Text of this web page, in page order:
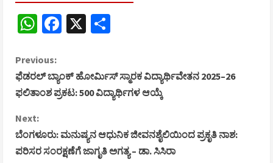
WhatsApp
Facebook
X
C
o
n
t
Previous:
ಫೆಡರಲ್ ಬ್ಯಾಂಕ್ ಹೋರ್ಮಿಸ್ ಸ್ಮಾರಕ ವಿದ್ಯಾರ್ಥಿವೇತನ 2025–26
ಫಲಿತಾಂಶ ಪ್ರಕಟ: 500 ವಿದ್ಯಾರ್ಥಿಗಳ ಆಯ್ಕೆ
Next:
ಬೆಂಗಳೂರು: ಮನುಷ್ಯನ ಆಧುನಿಕ ಜೀವನಶೈಲಿಯಿಂದ ಪ್ರಕೃತಿ ನಾಶ:
ಪರಿಸರ ಸಂರಕ್ಷಣೆಗೆ ಜಾಗೃತಿ ಅಗತ್ಯ – ಡಾ. ಸಿಸಿರಾ